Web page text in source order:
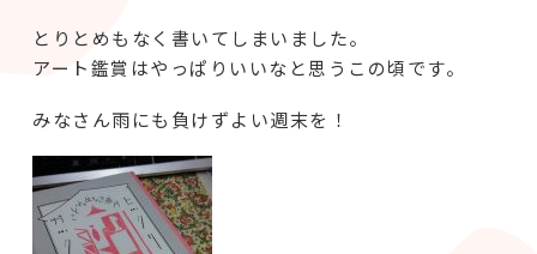
とりとめもなく書いてしまいました。
アート鑑賞はやっぱりいいなと思うこの頃です。
みなさん雨にも負けずよい週末を！